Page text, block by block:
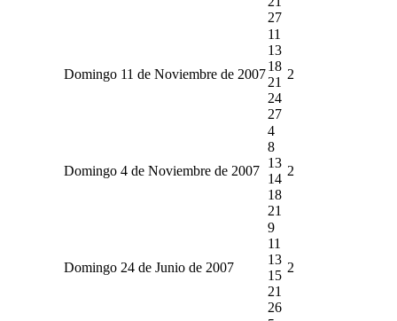
27
Domingo 11 de Noviembre de 2007
11
13
18
21
24
27
2
Domingo 4 de Noviembre de 2007
4
8
13
14
18
21
2
Domingo 24 de Junio de 2007
9
11
13
15
21
26
2